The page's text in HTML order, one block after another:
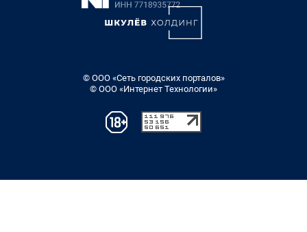
© ООО «Сеть городских порталов»
© ООО «Интернет Технологии»